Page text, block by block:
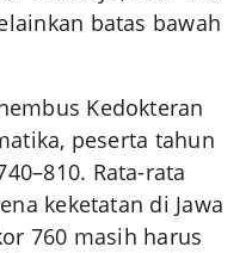
batas bawah
Kedokteran
peserta tahun
Rata-rata
keketatan di Jawa
760 masih harus